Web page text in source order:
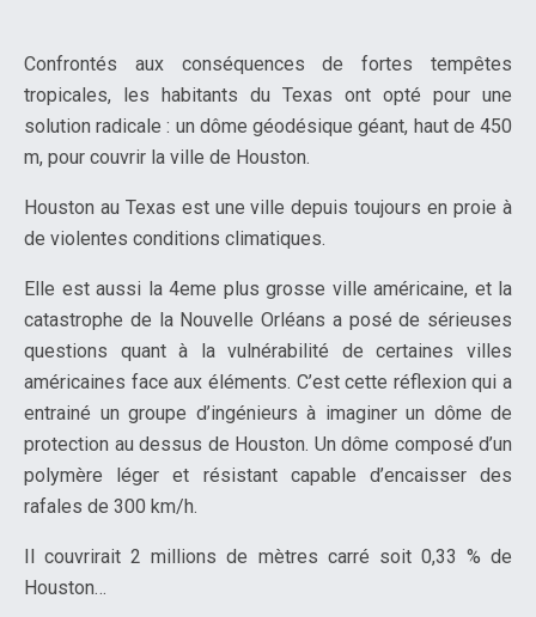
Confrontés aux conséquences de fortes tempêtes
tropicales, les habitants du Texas ont opté pour une
solution radicale : un dôme géodésique géant, haut de 450
m, pour couvrir la ville de Houston.
Houston au Texas est une ville depuis toujours en proie à
de violentes conditions climatiques.
Elle est aussi la 4eme plus grosse ville américaine, et la
catastrophe de la Nouvelle Orléans a posé de sérieuses
questions quant à la vulnérabilité de certaines villes
américaines face aux éléments. C’est cette réflexion qui a
entrainé un groupe d’ingénieurs à imaginer un dôme de
protection au dessus de Houston. Un dôme composé d’un
polymère léger et résistant capable d’encaisser des
rafales de 300 km/h.
Il couvrirait 2 millions de mètres carré soit 0,33 % de
Houston…